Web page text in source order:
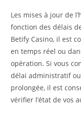
Les mises à jour de
fonction des délais
Betify Casino, il est
en temps réel ou
opération. Si vous
délai administratif
prolongée, il est
vérifier l’état de vos